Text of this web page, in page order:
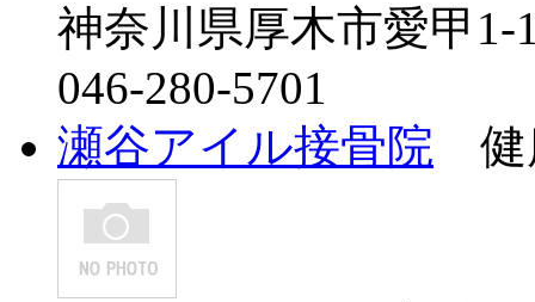
神奈川県厚木市愛甲1-
046-280-5701
瀬谷アイル接骨院 健